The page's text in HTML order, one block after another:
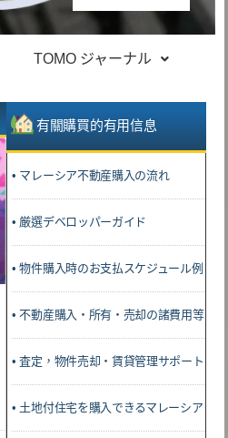
TOMO ジャーナル
有關購買的有用信息
• マレーシア不動産購入の流れ
• 厳選デベロッパーガイド
• 物件購入時のお支払スケジュール例
• 不動産購入・所有・売却の諸費用等
• 査定，物件売却・賃貸管理サポート
• 土地付住宅を購入できるマレーシア